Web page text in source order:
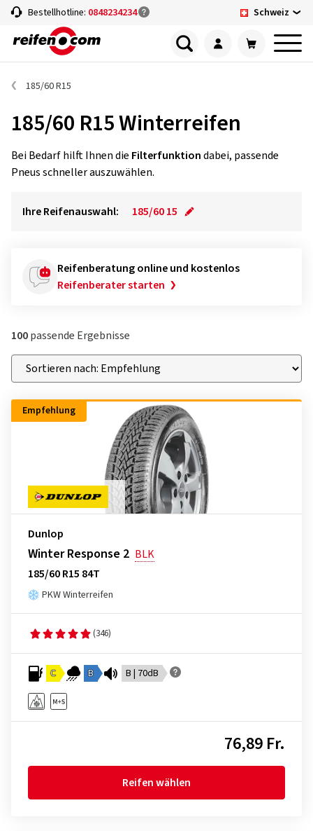
Bestellhotline: 0848234234 Schweiz
185/60 R15
185/60 R15 Winterreifen
Bei Bedarf hilft Ihnen die Filterfunktiondabei, passende
Pneus schneller auszuwählen.
Ihre Reifenauswahl: 185/60 15
Reifenberatung online und kostenlos
Reifenberater starten
100passende Ergebnisse
Empfehlung
Dunlop
Winter Response 2 BLK
185/60 R15 84T
PKW Winterreifen
(346)
C B B | 70dB
76,89 Fr.
Reifen wählen